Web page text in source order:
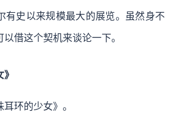
有史以来规模最大的展览。虽然身不
借这个契机来谈论一下。
环的少女》。